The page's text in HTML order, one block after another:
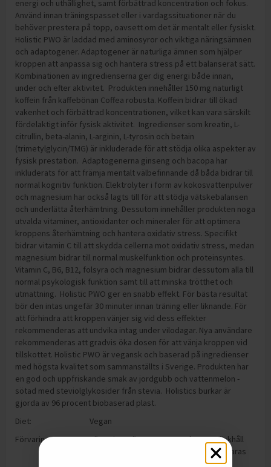
energi och uthållighet, samt förbättrad koncentration och fokus.
Använd innan träningspasset eller i vardagssituationer när du
behöver prestera på topp, oavsett om det är mentalt eller fysiskt.
Holistic PWO är laddad med aminosyror och viktiga näringsämnen
och adaptogener. Adaptogener är naturliga ämnen som hjälper
kroppen att anpassa sig och hantera stress på ett balanserat sätt.
Kombinationen av ingredienserna ger dig energi både innan,
under och efter aktivitet. Produkten innehåller 150 mg naturligt
koffein från kaffebönan Coffea robusta. Koffein bidrar till ökad
vakenhet och förbättrad koncentrationen, vilket kan vara särskilt
fördelaktigt inför fysisk aktivitet. Ingredienser som kreatin, L-
citrullin, beta-alanin, L-arginin, L-tyrosin och betain
(trimetylglycin/TMG) är inkluderade för att stödja olika aspekter av
fysisk prestation. Adaptogenerna ginseng och bacopa har
inkluderats för att främja mentalt välbefinnande då båda bidrar till
normal kognitiv funktion. Elektrolyter i form av kokosvattenpulver
och magnesium har också lagts till för att stödja vätskebalansen
och underlätta återhämtning. Dessutom innehåller produkten noga
utvalda vitaminer, antioxidanter och mineraler för att optimera
kroppens återhämtning och hantera oxidativ stress. Specifikt
bidrar vitamin C till att skydda cellerna mot oxidativ stress, medan
magnesium bidrar till normal muskelfunktion och proteinsyntes.
Vitamin C, B6, B12, folsyra och magnesium bidrar dessutom alla till
normal psykologisk funktion samt till att minska trötthet och
utmattning. Holistic PWO ger en snabb effekt. För bästa resultat
bör den intas ungefär 30 minuter innan träning eller liknande. För
att förhindra att kroppen vänjer sig vid dess effekter
rekommenderas att undvika intag under vilodagar. Nya användare
rekommenderas att gradvis öka dosen för att vänja kroppen vid
tillskottet. Holistic PWO är vegansk och baserad på ingredienser
med högsta kvalitet som sammanställts i Sverige. Produkten har
en god och uppfriskande smak av jordgubb och vattenmelon -
sötad med steviolglykosider från stevia. Holistics burkar är
gjorda av 96 procent biobaserad plast.
Diet:
Vegan
Förvaring:
Förvaring: Förvaras torrt och utom räckhåll
för små barn. Öppnad förpackning förvaras